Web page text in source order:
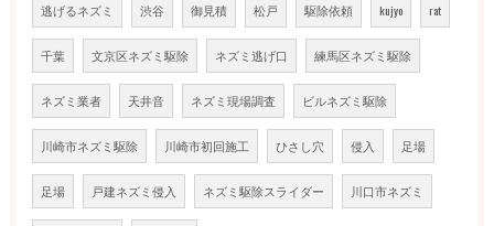
逃げるネズミ 渋谷 御見積 松戸 駆除依頼 kujyo rat
千葉 文京区ネズミ駆除 ネズミ逃げ口 練馬区ネズミ駆除
ネズミ業者 天井音 ネズミ現場調査 ビルネズミ駆除
川崎市ネズミ駆除 川崎市初回施工 ひさし穴 侵入 足場
足場 戸建ネズミ侵入 ネズミ駆除スライダー 川口市ネズミ